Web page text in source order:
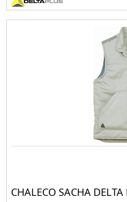
CHALECO SACHA